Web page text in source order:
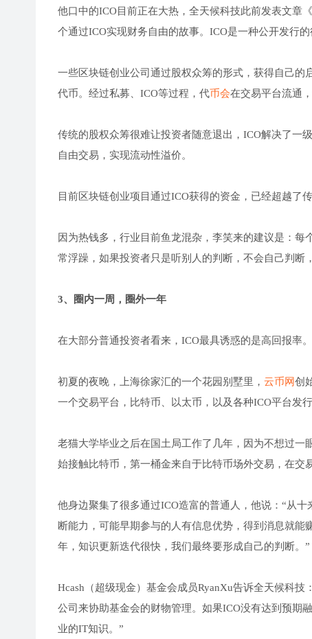
他口中的ICO目前正在大热，全天候科技此前发表文章
个通过ICO实现财务自由的故事。ICO是一种公开发行
一些区块链创业公司通过股权众筹的形式，获得自己
代币。经过私募、ICO等过程，代币会在交易平台流通
传统的股权众筹很难让投资者随意退出，ICO解决了一
自由交易，实现流动性溢价。
目前区块链创业项目通过ICO获得的资金，已经超越了传
因为热钱多，行业目前鱼龙混杂，李笑来的建议是：
常浮躁，如果投资者只是听别人的判断，不会自己判断
3、圈内一周，圈外一年
在大部分普通投资者看来，ICO最具诱惑的是高回报率。
初夏的夜晚，上海徐家汇的一个花园别墅里， 云币网创
一个交易平台，比特币、以太币，以及各种ICO平台发
老猫大学毕业之后在国土局工作了几年，因为不想过
始接触比特币，第一桶金来自于比特币场外交易，在交
他身边聚集了很多通过ICO造富的普通人，他说：“从
断能力，可能早期参与的人有信息优势，得到消息就
年，知识更新迭代很快，我们最终要形成自己的判断。”
Hcash（超级现金）基金会成员RyanXu告诉全天候科
公司来协助基金会的财物管理。如果ICO没有达到预期
业的IT知识。”